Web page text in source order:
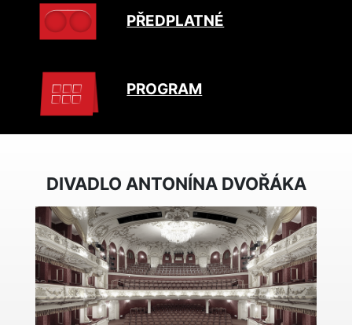
PŘEDPLATNÉ
PROGRAM
DIVADLO ANTONÍNA DVOŘÁKA